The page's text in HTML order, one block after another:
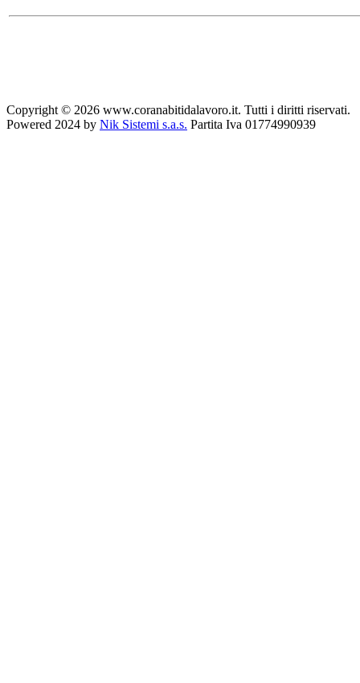
Copyright © 2026 www.coranabitidalavoro.it. Tutti i diritti riservati.
Powered 2024 by Nik Sistemi s.a.s. Partita Iva 01774990939